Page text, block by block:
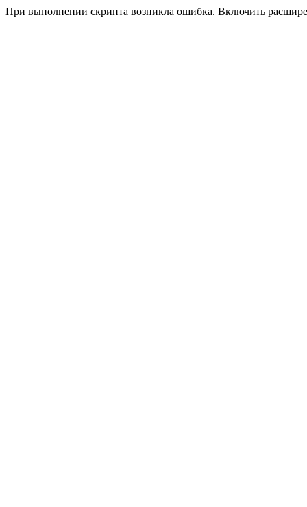
При выполнении скрипта возникла ошибка. Включить